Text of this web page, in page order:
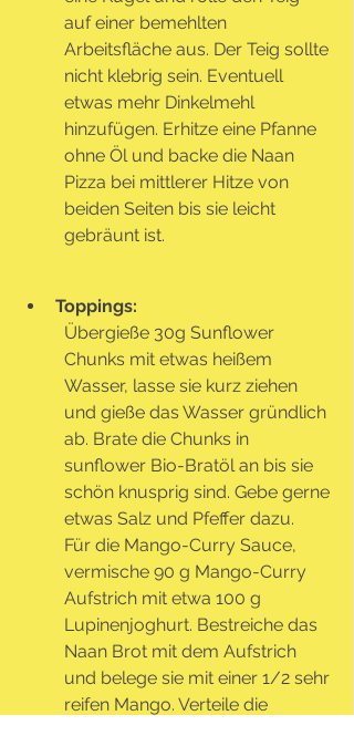
auf einer bemehlten
Arbeitsfläche aus. Der Teig sollte
nicht klebrig sein. Eventuell
etwas mehr Dinkelmehl
hinzufügen. Erhitze eine Pfanne
ohne Öl und backe die Naan
Pizza bei mittlerer Hitze von
beiden Seiten bis sie leicht
gebräunt ist.
Toppings:
Übergieße 30g Sunflower
Chunks mit etwas heißem
Wasser, lasse sie kurz ziehen
und gieße das Wasser gründlich
ab. Brate die Chunks in
sunflower Bio-Bratöl an bis sie
schön knusprig sind. Gebe gerne
etwas Salz und Pfeffer dazu.
Für die Mango-Curry Sauce,
vermische 90 g Mango-Curry
Aufstrich mit etwa 100 g
Lupinenjoghurt. Bestreiche das
Naan Brot mit dem Aufstrich
und belege sie mit einer 1/2 sehr
reifen Mango. Verteile die